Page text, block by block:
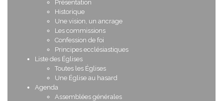
Présentation
Historique
Une vision, un ancrage
Les commissions
Confession de foi
Principes ecclésiastiques
Liste des Églises
Toutes les Églises
Une Église au hasard
Agenda
Assemblées générales